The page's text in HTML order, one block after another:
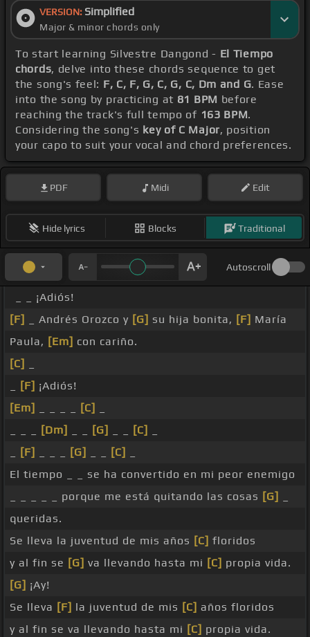
VERSION: Simplified
Major & minor chords only
To start learning Silvestre Dangond - El Tiempo
chords, delve into these chords sequence to get
the song's feel: F, C, F, G, C, G, C, Dm and G. Ease
into the song by practicing at 81 BPM before
reaching the track's full tempo of 163 BPM.
Considering the song's key of C Major, position
your capo to suit your vocal and chord preferences.
PDF Midi Edit
Hide lyrics Blocks Traditional
Autoscroll
_ _ ¡Adiós!
[F]
_ Andrés Orozco y [G] su hija bonita, [F] María
Paula, [Em] con cariño.
[C]
[F] ¡Adiós!
[Em]
[C]
[Dm] [G] [C]
[F] [G] [C]
El tiempo _ _ se ha convertido en mi peor enemigo
_ _ _ _ _ porque me está quitando las cosas [G]
queridas.
Se lleva la juventud de mis años [C] floridos
y al fin se [G] va llevando hasta mi [C] propia vida.
[G] ¡Ay!
Se lleva [F] la juventud de mis [C] años floridos
y al fin se va llevando hasta mi [C] propia vida.